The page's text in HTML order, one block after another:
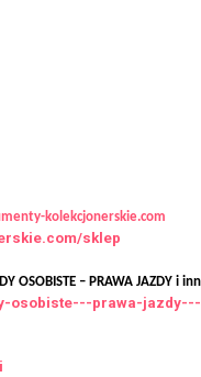
kolekcjonerskie.com
sklep
OSOBISTE – PRAWA JAZDY i
osobiste---prawa-